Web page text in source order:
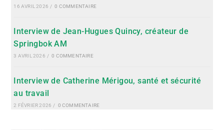
16 AVRIL 2026 / 0 COMMENTAIRE
Interview de Jean-Hugues Quincy, créateur de
Springbok AM
3 AVRIL 2026 / 0 COMMENTAIRE
Interview de Catherine Mérigou, santé et sécurité
au travail
2 FÉVRIER 2026 / 0 COMMENTAIRE